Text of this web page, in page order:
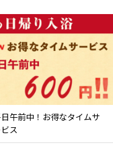
午前中！お得なタイムサ
ス